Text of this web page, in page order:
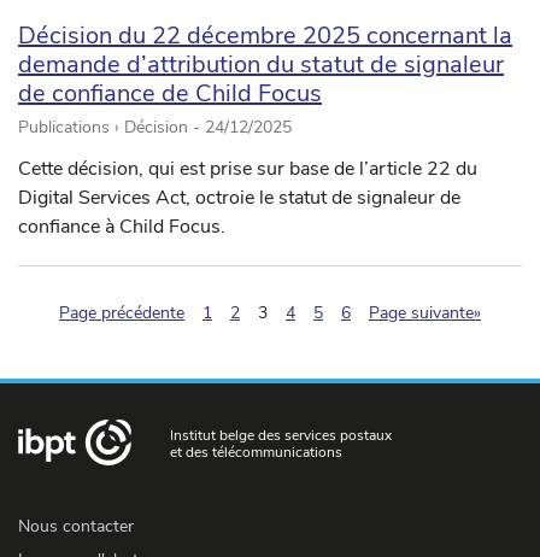
Décision du 22 décembre 2025 concernant la
demande d’attribution du statut de signaleur
de confiance de Child Focus
Publications › Décision - 24/12/2025
Cette décision, qui est prise sur base de l’article 22 du
Digital Services Act, octroie le statut de signaleur de
confiance à Child Focus.
Page précédente 1 2 3(pagination.current)
4 5 6 Page suivante»
Institut belge des services postaux
et des télécommunications
Nous contacter